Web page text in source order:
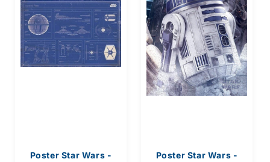
Poster Star Wars -
Poster Star Wars -